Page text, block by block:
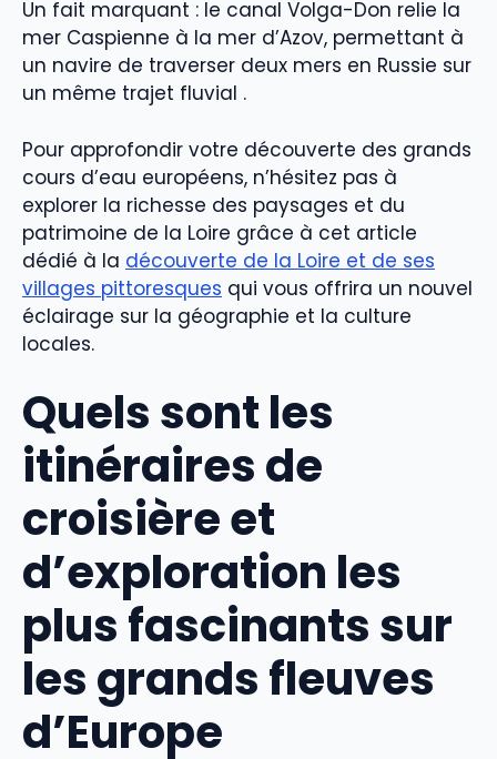
Un fait marquant : le canal Volga-Don relie la
mer Caspienne à la mer d’Azov, permettant à
un navire de traverser deux mers en Russie sur
un même trajet fluvial .
Pour approfondir votre découverte des grands
cours d’eau européens, n’hésitez pas à
explorer la richesse des paysages et du
patrimoine de la Loire grâce à cet article
dédié à la découverte de la Loire et de ses
villages pittoresques qui vous offrira un nouvel
éclairage sur la géographie et la culture
locales.
Quels sont les
itinéraires de
croisière et
d’exploration les
plus fascinants sur
les grands fleuves
d’Europe